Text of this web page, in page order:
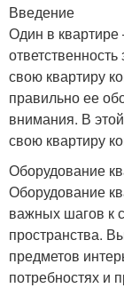
Введение
Один в квартире
свою квартиру
правильно ее
внимания. В
свою квартиру
Оборудование
Оборудование
важных шагов к
пространства.
предметов
потребностях и